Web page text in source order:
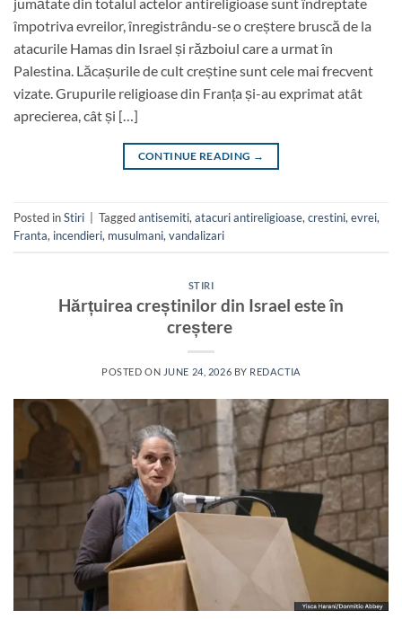
împotriva evreilor, înregistrându-se o creștere bruscă de la
atacurile Hamas din Israel și războiul care a urmat în
Palestina. Lăcașurile de cult creștine sunt cele mai frecvent
vizate. Grupurile religioase din Franța și-au exprimat atât
aprecierea, cât și […]
CONTINUE READING →
Posted inStiri Taggedantisemiti, atacuri antireligioase, crestini, evrei,
Franta, incendieri, musulmani, vandalizari
STIRI
Hărțuirea creștinilor din Israel este în
creștere
POSTED ON JUNE 24, 2026 BY REDACTIA